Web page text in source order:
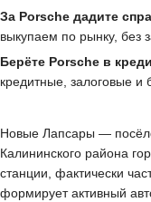
За Porsche дадите
выкупаем по рынку, без
Берёте Porsche в
кредитные, залоговые и
Новые Лапсары —
Калининского района
станции, фактически
формирует активный